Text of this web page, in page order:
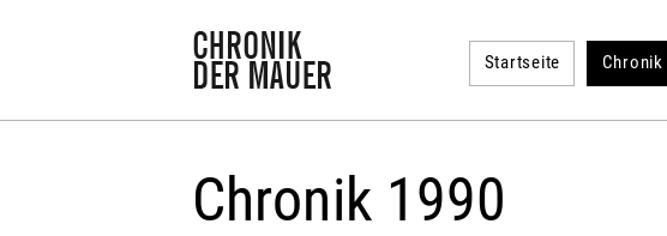
Startseite Chronik
Chronik 1990